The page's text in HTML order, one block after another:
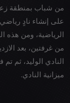
من شباب بمنطقة
على إنشاء نادٍ
الرياضية، ومن هذه
من غرفتين، بعد
النادي الوليد،
ميزانية النادي.